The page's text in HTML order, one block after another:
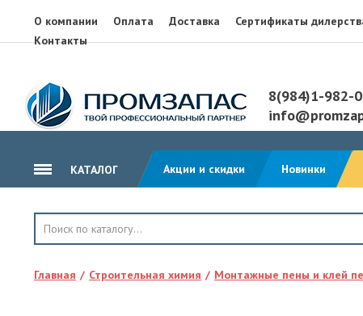
О компании Оплата Доставка Сертификаты
Контакты
8(984)1-982-
КАТАЛОГ Акции и скидки Новинки
ГИДРОИЗОЛЯЦИЯ
ТЕПЛОИЗОЛЯЦИЯ
Главная Строительная химия Монтажные пены и клей